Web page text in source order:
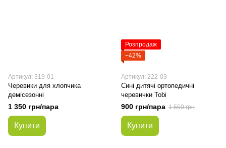
Артикул: 319-01
Черевики для хлопчика
демісезонні
1 350 грн/пара
Купити
Розпродаж
−42%
Артикул: 222-03
Сині дитячі ортопедичні
черевички Tobi
900 грн/пара 1 550 грн
Купити